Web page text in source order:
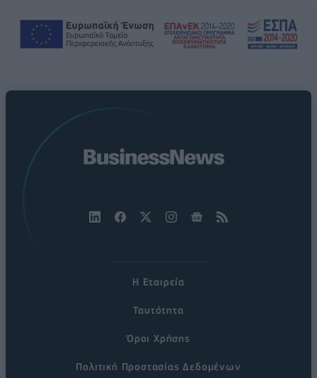
Η Εταιρεία
Ταυτότητα
Όροι Χρήσης
Πολιτική Προστασίας Δεδομένων